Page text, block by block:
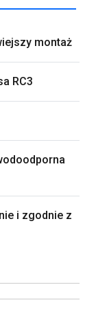
montaż
RC3
i zgodnie z